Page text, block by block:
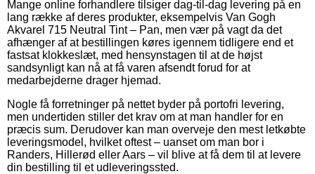
Mange online forhandlere tilsiger dag-til-dag levering på en
lang række af deres produkter, eksempelvis Van Gogh
Akvarel 715 Neutral Tint – Pan, men vær på vagt da det
afhænger af at bestillingen køres igennem tidligere end et
fastsat klokkeslæt, med hensynstagen til at de højst
sandsynligt kan nå at få varen afsendt forud for at
medarbejderne drager hjemad.
Nogle få forretninger på nettet byder på portofri levering,
men undertiden stiller det krav om at man handler for en
præcis sum. Derudover kan man overveje den mest letkøbte
leveringsmodel, hvilket oftest – uanset om man bor i
Randers, Hillerød eller Aars – vil blive at få dem til at levere
din bestilling til et udleveringssted.